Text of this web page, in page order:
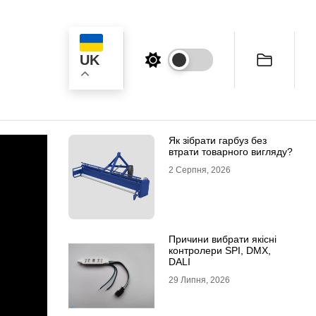
UK
Як зібрати гарбуз без
втрати товарного вигляду?
2 Серпня, 2026
Причини вибрати якісні
контролери SPI, DMX,
DALI
29 Липня, 2026